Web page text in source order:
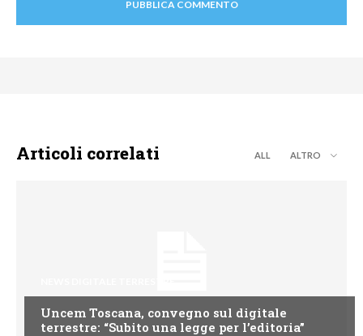
Articoli correlati ALL ALTRO
Uncem Toscana, convegno sul digitale
terrestre: “Subito una legge per l’editoria”